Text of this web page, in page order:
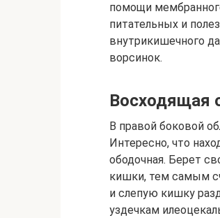
помощи
питательных и
внутрикишечного
ворсинок.
Восходящая
В правой боковой
Интересно, что
ободочная. Берет
кишки, тем самым
и слепую кишку
уздечкам